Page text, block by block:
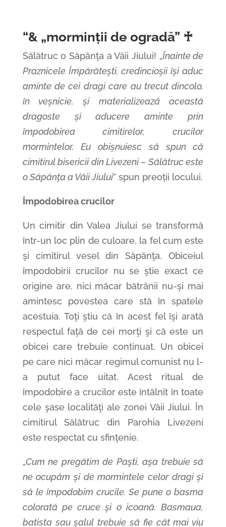
“& „morminții de ogradă” ♰
Sălătruc o Săpânţa a Văii Jiului! „Înainte de
Praznicele Împărăteşti, credincioşii îşi aduc
aminte de cei dragi care au trecut dincolo,
în veşnicie, şi materializează această
dragoste şi aducere aminte prin
împodobirea cimitirelor, crucilor
mormintelor. Eu obişnuiesc să spun că
cimitirul bisericii din Livezeni – Sălătruc este
o Săpânţa a Văii Jiului” spun preoții locului.
Împodobirea crucilor
Un cimitir din Valea Jiului se transformă
într-un loc plin de culoare, la fel cum este
şi cimitirul vesel din Săpânţa. Obiceiul
împodobirii crucilor nu se ştie exact ce
origine are, nici măcar bătrânii nu-şi mai
amintesc povestea care stă în spatele
acestuia. Toţi ştiu că în acest fel îşi arată
respectul faţă de cei morţi şi că este un
obicei care trebuie continuat. Un obicei
pe care nici măcar regimul comunist nu l-
a putut face uitat. Acest ritual de
împodobire a crucilor este întâlnit în toate
cele şase localităţi ale zonei Văii Jiului. În
cimitirul Sălătruc din Parohia Livezeni
este respectat cu sfinţenie.
„Cum ne pregătim de Paşti, aşa trebuie să
ne ocupăm şi de mormintele celor dragi şi
să le împodobim crucile. Se pune o basma
colorată pe cruce şi o icoană. Basmaua,
batista sau şalul trebuie să fie cât mai viu